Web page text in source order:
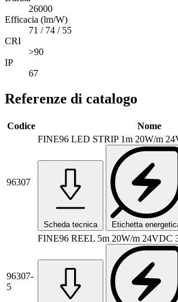
26000
Efficacia (lm/W)
71 / 74 / 55
CRI
>90
IP
67
Referenze di catalogo
Codice Nome
96307
FINE96 LED STRIP 1m 20W/m
Scheda tecnica Etichetta
96307-
5
FINE96 REEL 5m 20W/m 24VDC